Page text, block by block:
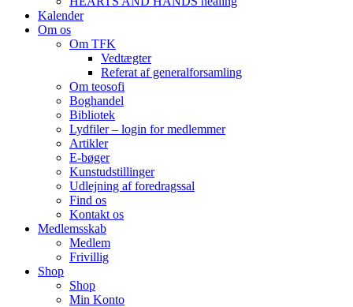
Kalender
Om os
Om TFK
Vedtægter
Referat af generalforsamling
Om teosofi
Boghandel
Bibliotek
Lydfiler – login for medlemmer
Artikler
E-bøger
Kunstudstillinger
Udlejning af foredragssal
Find os
Kontakt os
Medlemsskab
Medlem
Frivillig
Shop
Shop
Min Konto